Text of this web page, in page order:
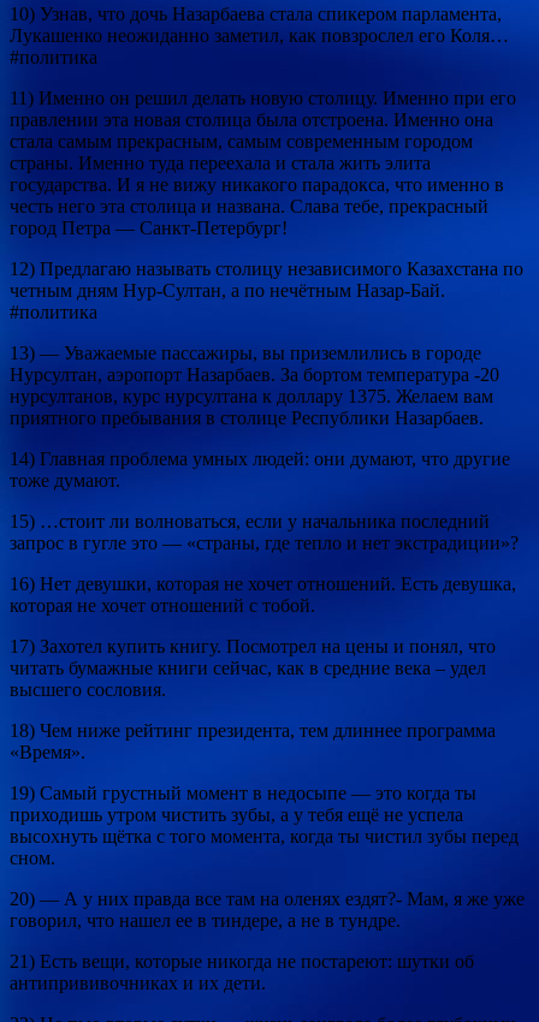
10) Узнав, что дочь Назарбаева стала спикером парламента,
Лукашенко неожиданно заметил, как повзрослел его Коля…
#политика
11) Именно он решил делать новую столицу. Именно при его
правлении эта новая столица была отстроена. Именно она
стала самым прекрасным, самым современным городом
страны. Именно туда переехала и стала жить элита
государства. И я не вижу никакого парадокса, что именно в
честь него эта столица и названа. Слава тебе, прекрасный
город Петра — Санкт-Петербург!
12) Предлагаю называть столицу независимого Казахстана по
четным дням Нур-Султан, а по нечётным Назар-Бай.
#политика
13) — Уважаемые пассажиры, вы приземлились в городе
Нурсултан, аэропорт Назарбаев. За бортом температура -20
нурсултанов, курс нурсултана к доллару 1375. Желаем вам
приятного пребывания в столице Республики Назарбаев.
14) Главная проблема умных людей: они думают, что другие
тоже думают.
15) …стоит ли волноваться, если у начальника последний
запрос в гугле это — «страны, где тепло и нет экстрадиции»?
16) Нет девушки, которая не хочет отношений. Есть девушка,
которая не хочет отношений с тобой.
17) Захотел купить книгу. Посмотрел на цены и понял, что
читать бумажные книги сейчас, как в средние века – удел
высшего сословия.
18) Чем ниже рейтинг президента, тем длиннее программа
«Время».
19) Самый грустный момент в недосыпе — это когда ты
приходишь утром чистить зубы, а у тебя ещё не успела
высохнуть щётка с того момента, когда ты чистил зубы перед
сном.
20) — А у них правда все там на оленях ездят?- Мам, я же уже
говорил, что нашел ее в тиндере, а не в тундре.
21) Есть вещи, которые никогда не постареют: шутки об
антипрививочниках и их дети.